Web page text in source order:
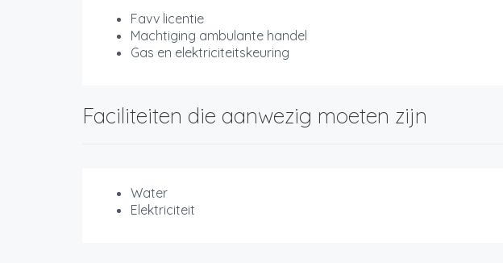
Favv licentie
Machtiging ambulante handel
Gas en elektriciteitskeuring
Faciliteiten die aanwezig moeten zijn
Water
Elektriciteit